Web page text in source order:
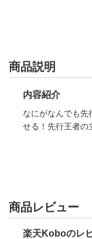
商品説明
内容紹介
なにがなんでも先
せる！先行王者の
商品レビュー
楽天Koboのレ